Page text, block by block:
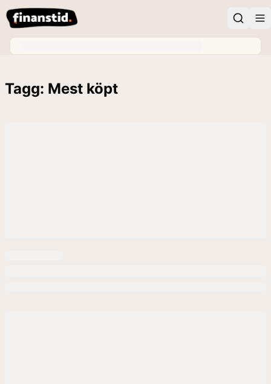
Tagg: Mest köpt